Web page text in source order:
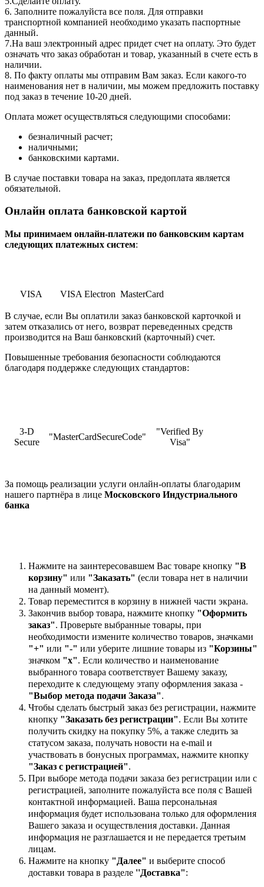
6. Заполните пожалуйста все поля. Для отправки
транспортной компанией необходимо указать паспортные
данный.
7.На ваш электронный адрес придет счет на оплату. Это будет
означать что заказ обработан и товар, указанный в счете есть в
наличии.
8. По факту оплаты мы отправим Вам заказ. Если какого-то
наименования нет в наличии, мы можем предложить поставку
под заказ в течение 10-20 дней.
Оплата может осуществляться следующими способами:
безналичный расчет;
наличными;
банковскими картами.
В случае поставки товара на заказ, предоплата является
обязательной.
Онлайн оплата банковской картой
Мы принимаем онлайн-платежи по банковским картам
cледующих платежных систем:
VISA VISA Electron MasterCard
В случае, если Вы оплатили заказ банковской карточкой и
затем отказались от него, возврат переведенных средств
производится на Ваш банковский (карточный) счет.
Повышенные требования безопасности соблюдаются
благодаря поддержке следующих стандартов:
3-D
Secure
"MasterCardSecureCode"
"Verified By
Visa"
За помощь реализации услуги онлайн-оплаты благодарим
нашего партнёра в лице Московского Индустриального
банка
Нажмите на заинтересовавшем Вас товаре кнопку "В
корзину" или "Заказать" (если товара нет в наличии
на данный момент).
Товар переместится в корзину в нижней части экрана.
Закончив выбор товара, нажмите кнопку "Оформить
заказ". Проверьте выбранные товары, при
необходимости измените количество товаров, значками
"+" или "-" или уберите лишние товары из "Корзины"
значком "х". Если количество и наименование
выбранного товара соответствует Вашему заказу,
переходите к следующему этапу оформления заказа -
"Выбор метода подачи Заказа".
Чтобы сделать быстрый заказ без регистрации, нажмите
кнопку "Заказать без регистрации". Если Вы хотите
получить скидку на покупку 5%, а также следить за
статусом заказа, получать новости на e-mail и
участвовать в бонусных программах, нажмите кнопку
"Заказ с регистрацией".
При выборе метода подачи заказа без регистрации или с
регистрацией, заполните пожалуйста все поля с Вашей
контактной информацией. Ваша персональная
информация будет использована только для оформления
Вашего заказа и осуществления доставки. Данная
информация не разглашается и не передается третьим
лицам.
Нажмите на кнопку "Далее" и выберите способ
доставки товара в разделе ''Доставка":